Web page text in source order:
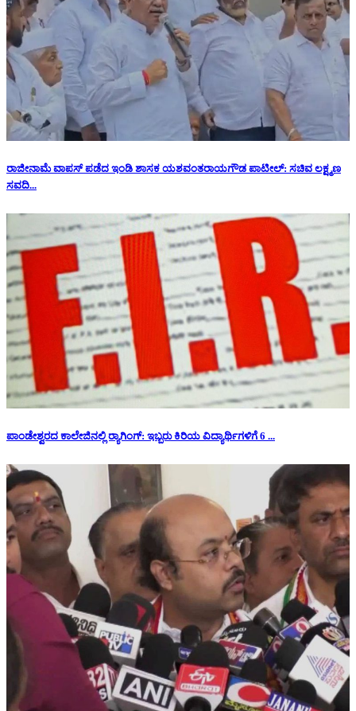
ರಾಜೀನಾಮೆ ವಾಪಸ್ ಪಡೆದ ಇಂಡಿ ಶಾಸಕ ಯಶವಂತರಾಯಗೌಡ ಪಾಟೀಲ್: ಸಚಿವ ಲಕ್ಷ್ಮಣ
ಸವದಿ...
ಪಾಂಡೇಶ್ವರದ ಕಾಲೇಜಿನಲ್ಲಿ ರ‍್ಯಾಗಿಂಗ್: ಇಬ್ಬರು ಕಿರಿಯ ವಿದ್ಯಾರ್ಥಿಗಳಿಗೆ 6 ...